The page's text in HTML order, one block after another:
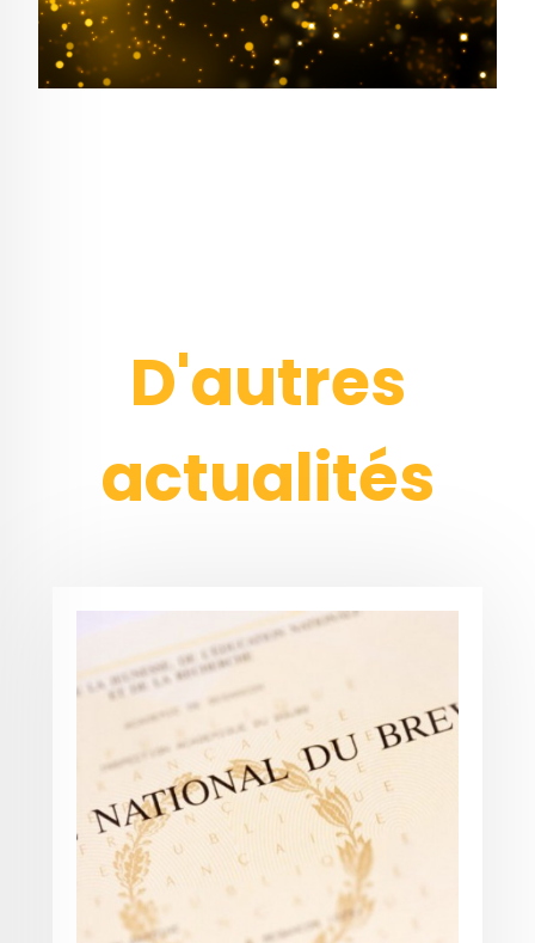
D'autres
actualités